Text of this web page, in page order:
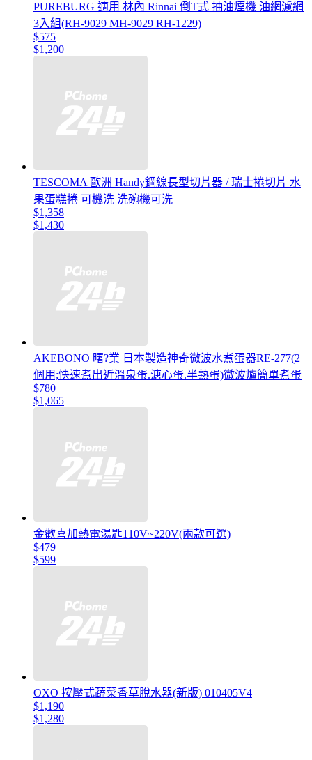
PUREBURG 適用 林內 Rinnai 倒T式 抽油煙機 油網濾網
3入組(RH-9029 MH-9029 RH-1229)
$575
$1,200
TESCOMA 歐洲 Handy鋼線長型切片器 / 瑞士捲切片 水
果蛋糕捲 可機洗 洗碗機可洗
$1,358
$1,430
AKEBONO 曙?業 日本製造神奇微波水煮蛋器RE-277(2
個用;快速煮出近溫泉蛋.溏心蛋.半熟蛋)微波爐簡單煮蛋
$780
$1,065
金歡喜加熱電湯匙110V~220V(兩款可選)
$479
$599
OXO 按壓式蔬菜香草脫水器(新版) 010405V4
$1,190
$1,280